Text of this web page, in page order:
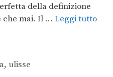
della definizione
che mai. Il … Leggi tutto
, ulisse